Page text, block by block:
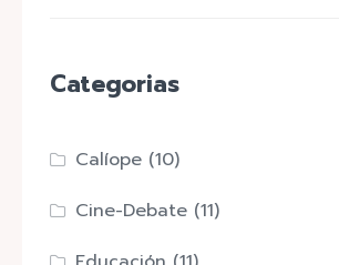
Categorias
Calíope (10)
Cine-Debate (11)